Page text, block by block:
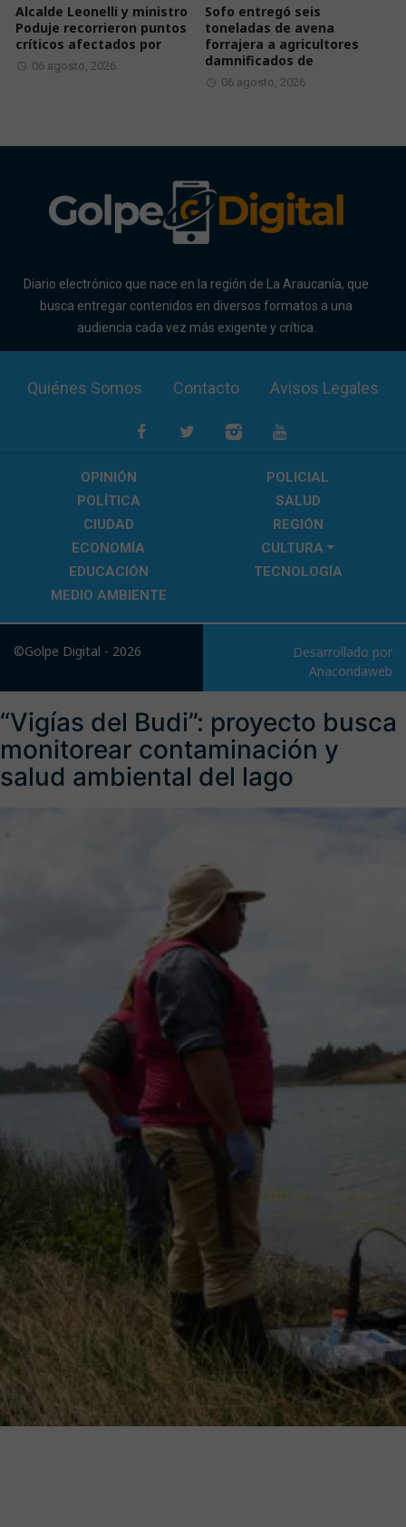
Alcalde Leonelli y ministro
Poduje recorrieron puntos
críticos afectados por
06 agosto, 2026
Sofo entregó seis
toneladas de avena
forrajera a agricultores
damnificados de
06 agosto, 2026
Diario electrónico que nace en la región de La Araucanía, que
busca entregar contenidos en diversos formatos a una
audiencia cada vez más exigente y crítica.
Quiénes Somos Contacto Avisos Legales
OPINIÓN
POLICIAL
POLÍTICA
SALUD
CIUDAD
REGIÓN
ECONOMÍA
CULTURA
EDUCACIÓN
TECNOLOGÍA
MEDIO AMBIENTE
©Golpe Digital - 2026
Desarrollado por
Anacondaweb
“Vigías del Budi”: proyecto busca
monitorear contaminación y
salud ambiental del lago